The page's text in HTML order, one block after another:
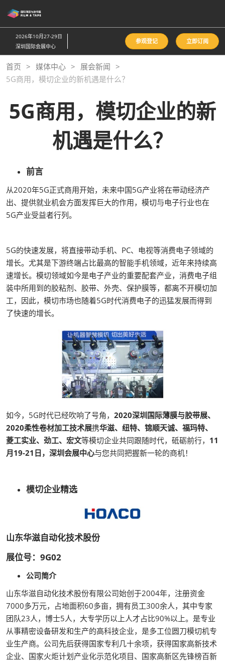
接
跳
至
内
容
2026年10月27-29日
深圳国际会展中心
参观登记 立即订阅
首页 媒体中心
展会新闻
5G商用，模切企业的新机遇是什么？
5G商用，模切企业的新
机遇是什么？
前言
从2020年5G正式商用开始，未来中国5G产业将在带动经济产
出、提供就业机会方面发挥巨大的作用，模切与电子行业也在
5G产业受益者行列。
5G的快速发展，将直接带动手机、PC、电视等消费电子领域的
增长。尤其是下游终端占比最高的智能手机领域，近年来持续高
速增长。模切领域如今是电子产业的重要配套产业，消费电子组
装中所用到的胶粘剂、胶带、外壳、保护膜等，都离不开模切加
工，因此，模切市场也随着5G时代消费电子的迅猛发展而得到
了快速的增长。
如今，5G时代已经吹响了号角， 2020深圳国际薄膜与胶带展、
2020柔性卷材加工技术展携华滋、纽特、锦顺天诚、福玛特、
菱工实业、劲工、宏文等模切企业共同跟随时代，砥砺前行， 11
月19-21日，深圳会展中心与您共同把握新一轮的商机！
模切企业精选
山东华滋自动化技术股份
展位号：9G02
公司简介
山东华滋自动化技术股份有限公司始创于2004年，注册资金
7000多万元，占地面积60多亩，拥有员工300余人，其中专家
团队23人，博士5人，大专学历以上人才占比90%以上。是专业
从事精密设备研发和生产的高科技企业，是多工位圆刀模切机专
业生产商。公司先后获得国家专利几十余项，获得国家高新技术
企业、国家火炬计划产业化示范化项目、国家高新区先锋榜百新